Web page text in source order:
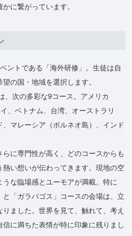
に繋がっています。
ントである「海外研修」。生徒は自
の国・地域を選択します。
次の多彩な9コース。アメリカ
、ベトナム、台湾、オーストラリ
マレーシア（ボルネオ島）、インド
に専門性が高く、どのコースからも
熱い想いが伝わってきます。現地の空
な臨場感とユーモアが満載。特に
と「ガラパゴス」コースの会場は、立
ました。世界を見て、触れて、考え
に満ちた表情が特に印象に残りまし